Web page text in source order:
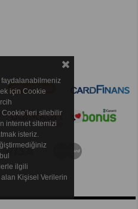
faydalanabilmeniz
için Cookie
Cookie’leri silebilir
internet sitemizi
isteriz.
ilgili
Kişisel Verilerin